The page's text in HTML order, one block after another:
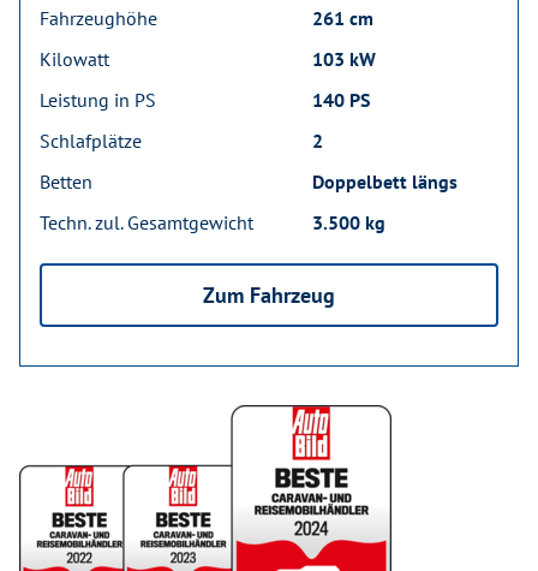
Fahrzeughöhe
261 cm
Kilowatt
103 kW
Leistung in PS
140 PS
Schlafplätze
2
Betten
Doppelbett längs
Techn. zul. Gesamtgewicht
3.500 kg
Zum Fahrzeug